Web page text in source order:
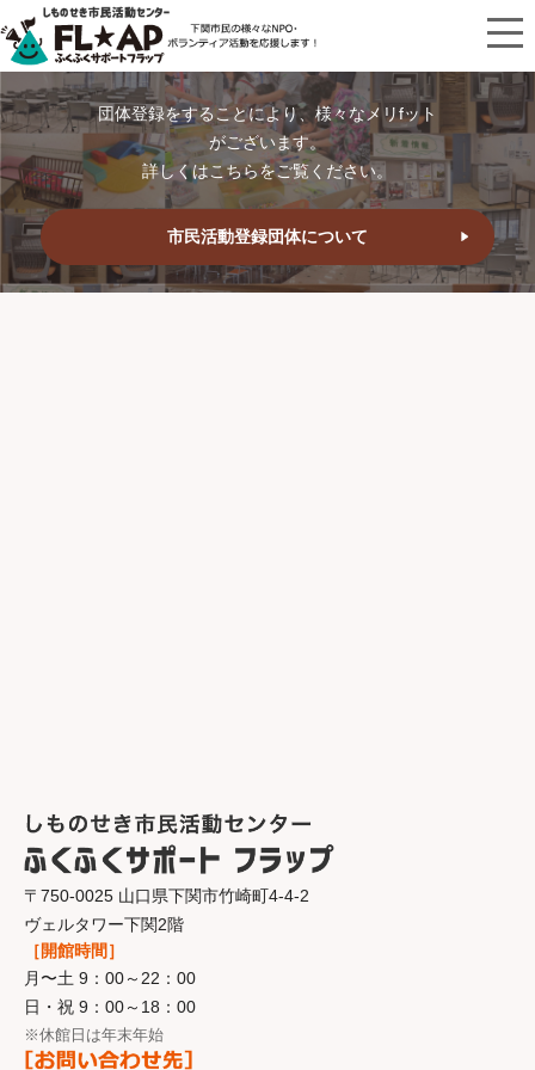
団体登録をすることにより、様々なメリfット
がございます。
詳しくはこちらをご覧ください。
市民活動登録団体について
〒750-0025 山口県下関市竹崎町4-4-2
ヴェルタワー下関2階
［開館時間］
月〜土 9：00～22：00
日・祝 9：00～18：00
※休館日は年末年始